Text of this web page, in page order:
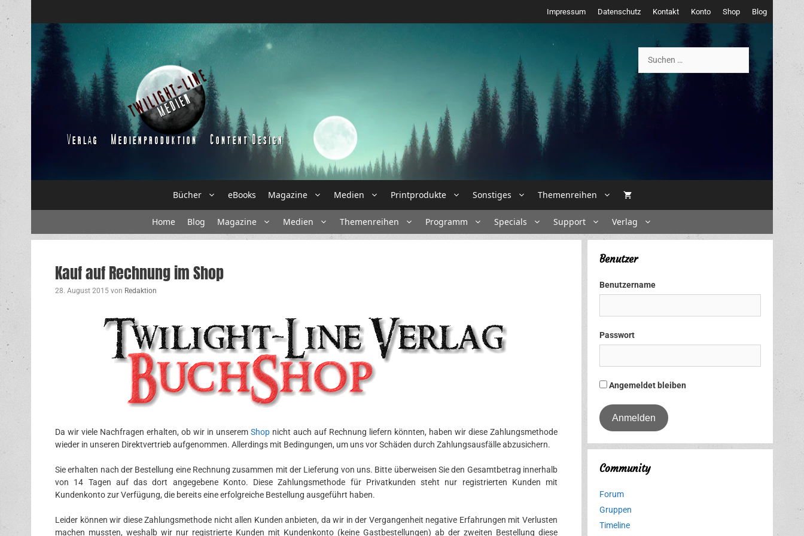
Inhalt
springen
Impressum Datenschutz Kontakt Konto Shop Blog
nach:
Bücher eBooks Magazine Medien Printprodukte Sonstiges Themenreihen
Home Blog Magazine Medien Themenreihen Programm Specials Support Verlag
Kauf auf Rechnung im Shop
28. August 2015 von Redaktion
Da wir viele Nachfragen erhalten, ob wir in unserem Shop nicht auch auf Rechnung liefern könnten, haben wir diese Zahlungsmethode
wieder in unseren Direktvertrieb aufgenommen. Allerdings mit Bedingungen, um uns vor Schäden durch Zahlungsausfälle abzusichern.
Sie erhalten nach der Bestellung eine Rechnung zusammen mit der Lieferung von uns. Bitte überweisen Sie den Gesamtbetrag innerhalb
von 14 Tagen auf das dort angegebene Konto. Diese Zahlungsmethode für Privatkunden steht nur registrierten Kunden mit
Kundenkonto zur Verfügung, die bereits eine erfolgreiche Bestellung ausgeführt haben.
Leider können wir diese Zahlungsmethode nicht allen Kunden anbieten, da wir in der Vergangenheit negative Erfahrungen mit Verlusten
machen mussten, weshalb wir nur registrierte Kunden mit Kundenkonto (keine Gastbestellungen) ab der zweiten Bestellung diese
Benutzer
Benutzername
Passwort
Angemeldet bleiben
Community
Forum
Gruppen
Timeline